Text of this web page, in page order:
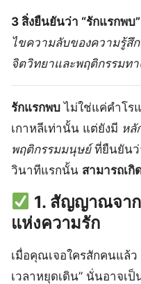
3 สิ่งยืนยันว่า “รักแรกพบ
ไขความลับของความรู้สึ
จิตวิทยาและพฤติกรรมทา
รักแรกพบ ไม่ใช่แค่คำโร
เกาหลีเท่านั้น แต่ยังมี หลั
พฤติกรรมมนุษย์ที่ยืนยันว่
วินาทีแรกนั้น สามารถเกิ
1. สัญญาณจาก
แห่งความรัก
เมื่อคุณเจอใครสักคนแล้ว
เวลาหยุดเดิน” นั่นอาจเป็